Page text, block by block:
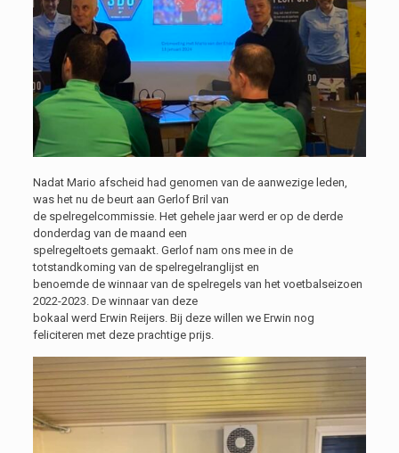
Nadat Mario afscheid had genomen van de aanwezige leden,
was het nu de beurt aan Gerlof Bril van
de spelregelcommissie. Het gehele jaar werd er op de derde
donderdag van de maand een
spelregeltoets gemaakt. Gerlof nam ons mee in de
totstandkoming van de spelregelranglijst en
benoemde de winnaar van de spelregels van het voetbalseizoen
2022-2023. De winnaar van deze
bokaal werd Erwin Reijers. Bij deze willen we Erwin nog
feliciteren met deze prachtige prijs.